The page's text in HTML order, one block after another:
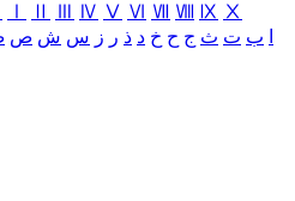
Ⅳ Ⅴ Ⅵ Ⅶ Ⅷ Ⅸ Ⅹ
ب ت ث ج ح خ د ذ ر ز س ش ص